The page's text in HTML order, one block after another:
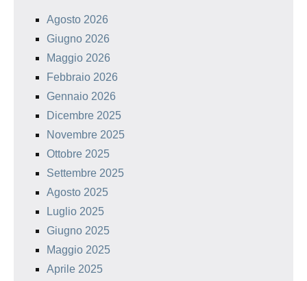
Agosto 2026
Giugno 2026
Maggio 2026
Febbraio 2026
Gennaio 2026
Dicembre 2025
Novembre 2025
Ottobre 2025
Settembre 2025
Agosto 2025
Luglio 2025
Giugno 2025
Maggio 2025
Aprile 2025